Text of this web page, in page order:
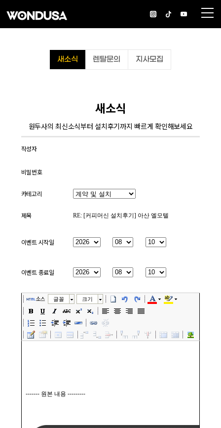
새소식 렌탈문의 지사모집
새소식
원두사의 최신소식부터 설치후기까지 빠르게 확인해보세요
작성자
비밀번호
카테고리
제목
이벤트 시작일
이벤트 종료일
소스 글꼴 크기